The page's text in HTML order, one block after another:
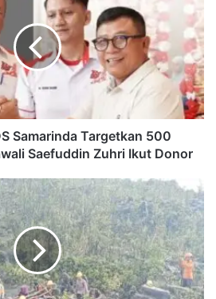
Samarinda Targetkan 500
Saefuddin Zuhri Ikut Donor